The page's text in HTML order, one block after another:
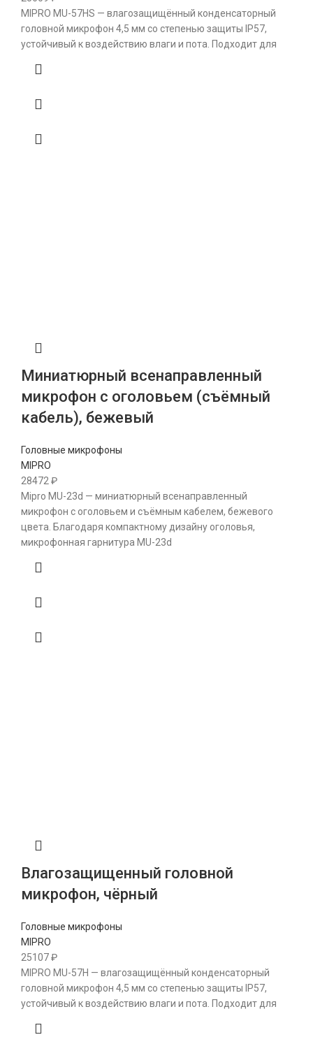
MIPRO MU-57HS — влагозащищённый конденсаторный
головной микрофон 4,5 мм со степенью защиты IP57,
устойчивый к воздействию влаги и пота. Подходит для
Миниатюрный всенаправленный
микрофон с оголовьем (съёмный
кабель), бежевый
Головные микрофоны
MIPRO
28472 ₽
Mipro MU-23d — миниатюрный всенаправленный
микрофон с оголовьем и съёмным кабелем, бежевого
цвета. Благодаря компактному дизайну оголовья,
микрофонная гарнитура MU-23d
Влагозащищенный головной
микрофон, чёрный
Головные микрофоны
MIPRO
25107₽
MIPRO MU-57H — влагозащищённый конденсаторный
головной микрофон 4,5 мм со степенью защиты IP57,
устойчивый к воздействию влаги и пота. Подходит для